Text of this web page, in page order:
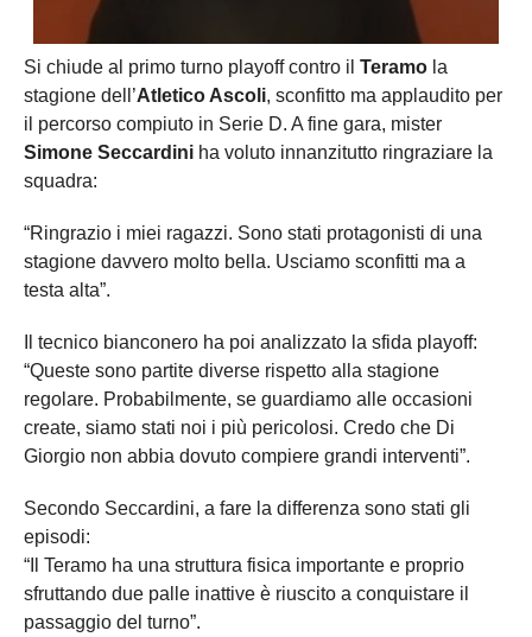
Si chiude al primo turno playoff contro il Teramo la
stagione dell’Atletico Ascoli, sconfitto ma applaudito per
il percorso compiuto in Serie D. A fine gara, mister
Simone Seccardini ha voluto innanzitutto ringraziare la
squadra:
“Ringrazio i miei ragazzi. Sono stati protagonisti di una
stagione davvero molto bella. Usciamo sconfitti ma a
testa alta”.
Il tecnico bianconero ha poi analizzato la sfida playoff:
“Queste sono partite diverse rispetto alla stagione
regolare. Probabilmente, se guardiamo alle occasioni
create, siamo stati noi i più pericolosi. Credo che Di
Giorgio non abbia dovuto compiere grandi interventi”.
Secondo Seccardini, a fare la differenza sono stati gli
episodi:
“Il Teramo ha una struttura fisica importante e proprio
sfruttando due palle inattive è riuscito a conquistare il
passaggio del turno”.